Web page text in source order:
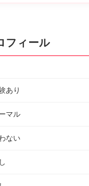
フィール
あり
マル
ない